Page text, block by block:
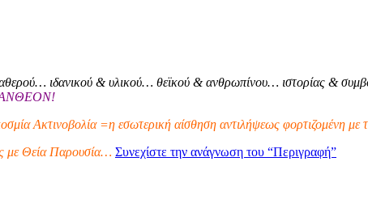
ιδανικού & υλικού… θεϊκού & ανθρωπίνου… ιστορίας &
Ακτινοβολία =η εσωτερική αίσθηση αντιλήψεως φορτιζομένη με
με Θεία Παρουσία… Συνεχίστε την ανάγνωση του “Περιγραφή”